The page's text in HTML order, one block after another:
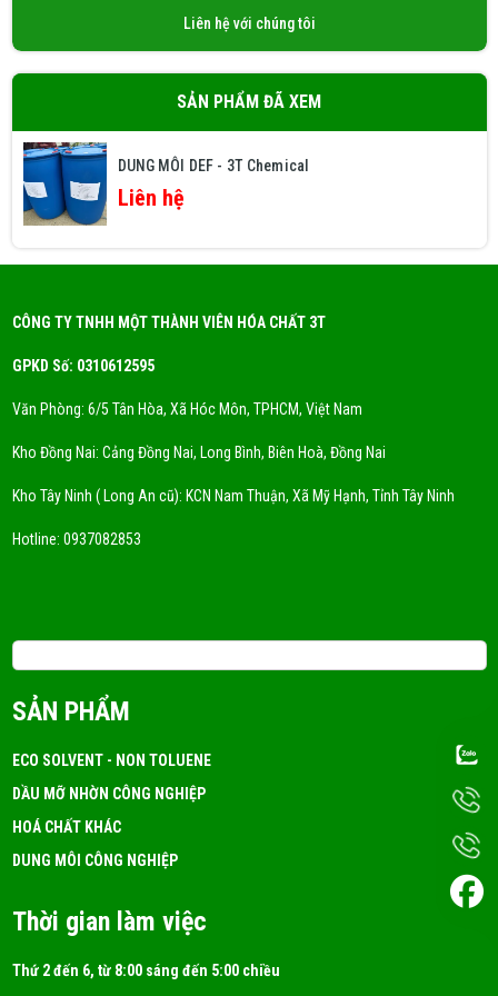
nhà sản xuất.
- Tỷ lệ sử dụng Solvent DEF trong sơn
thường dao động từ 1% đến 5% trọng
lượng.
- Tránh tiếp xúc trực tiếp với da và mắt.
- Bảo quản Solvent DEF nơi khô ráo,
thoáng mát, tránh ánh nắng trực tiếp.
Solvent DEF là sản phẩm thân thiện với
môi trường, không chứa VOC (hợp chất
hữu cơ bay hơi) và được sử dụng để thay
thếcó thể được sử dụng thay thế
Liên hệ với chúng tôi
SẢN PHẨM ĐÃ XEM
DUNG MÔI DEF - 3T Chemical
Liên hệ
CÔNG TY TNHH MỘT THÀNH VIÊN HÓA CHẤT 3T
GPKD Số: 0310612595
Văn Phòng: 6/5 Tân Hòa, Xã Hóc Môn, TPHCM, Việt Nam
Kho Đồng Nai: Cảng Đồng Nai, Long Bình, Biên Hoà, Đồng Nai
Kho Tây Ninh ( Long An cũ): KCN Nam Thuận, Xã Mỹ Hạnh, Tỉnh Tây Ninh
Hotline: 0937082853
SẢN PHẨM
ECO SOLVENT - NON TOLUENE
DẦU MỠ NHỜN CÔNG NGHIỆP
HOÁ CHẤT KHÁC
DUNG MÔI CÔNG NGHIỆP
Thời gian làm việc
Thứ 2 đến 6, từ 8:00 sáng đến 5:00 chiều